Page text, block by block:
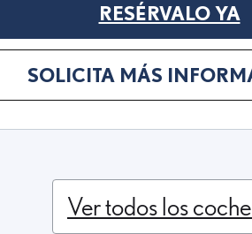
RESÉRVALO YA
SOLICITA MÁS
Ver todos los